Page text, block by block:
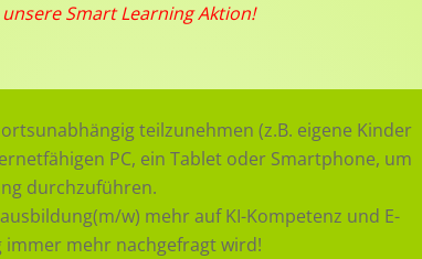
Smart Learning Aktion!
teilzunehmen (z.B. eigene Kinder
PC, ein Tablet oder Smartphone, um
durchzuführen.
w) mehr auf KI-Kompetenz und E-
immer mehr nachgefragt wird!